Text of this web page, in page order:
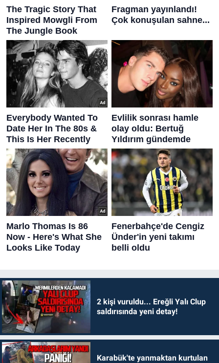
2 kişi vuruldu... Ereğli Yalı Clup
saldırısında yeni detay!
Karabük'te yanmaktan kurtulan